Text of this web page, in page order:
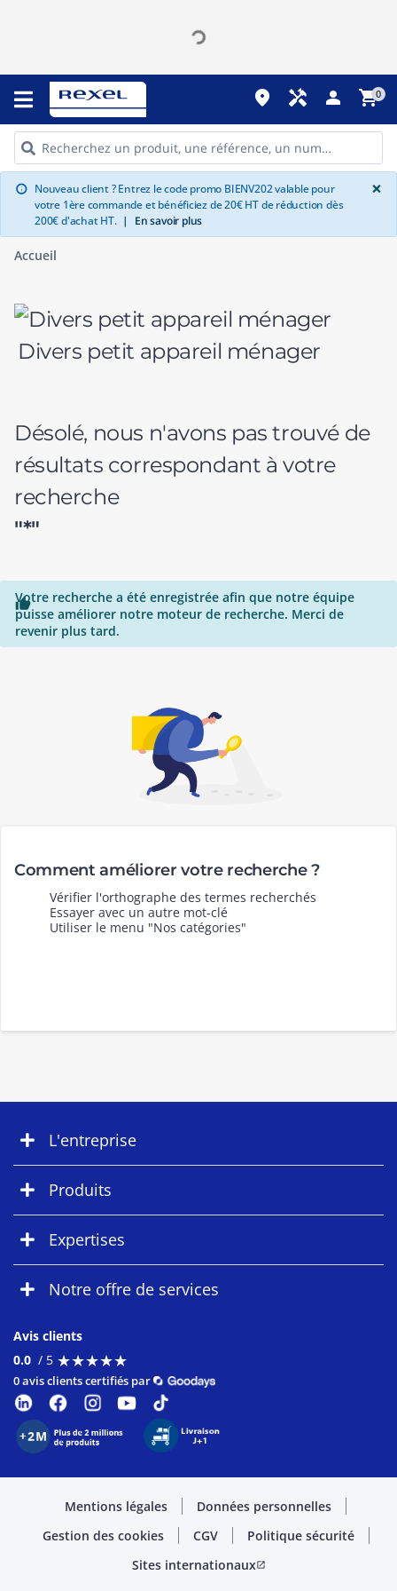
place handyman person shopping_cart0
info Nouveau client ? Entrez le code promo BIENV202 valable pour
votre 1ère commande et bénéficiez de 20€ HT de réduction dès
200€ d'achat HT. | En savoir plus
×
Accueil
Divers petit appareil ménager
Désolé, nous n'avons pas trouvé de
résultats correspondant à votre
recherche
"*"

Votre recherche a été enregistrée afin que notre équipe
puisse améliorer notre moteur de recherche. Merci de
revenir plus tard.
Comment améliorer votre recherche ?
Vérifier l'orthographe des termes recherchés
Essayer avec un autre mot-clé
Utiliser le menu "Nos catégories"
L'entreprise
Produits
Expertises
Notre offre de services
Avis clients
0.0 / 5 ★★★★★
★★★★★
0 avis clients certifiés par
Mentions légales
Données personnelles
Gestion des cookies
CGV
Politique sécurité
Sites internationauxopen_in_new